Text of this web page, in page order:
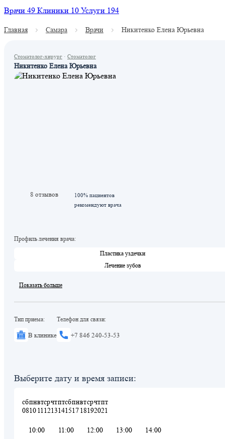
Врачи 49 Клиники 10 Услуги 194
Главная Самара Врачи Никитенко Елена Юрьевна
Стоматолог-хирург · Стоматолог
Никитенко Елена Юрьевна
8 отзывов
100% пациентов
рекомендуют врача
Профиль лечения врача:
Пластика уздечки
Лечение зубов
Показать больше
Тип приема:
В клинике
Телефон для связи:
+7 846 240-53-53
Выберите дату и время записи:
сб
08
пн
10
вт
11
ср
12
чт
13
пт
14
сб
15
пн
17
вт
18
ср
19
чт
20
пт
21
10:00 11:00 12:00 13:00 14:00